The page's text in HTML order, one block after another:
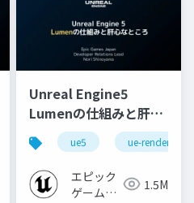
ue-beginner
Unreal Engine5
Lumenの仕組みと肝心
なところ
ue5 ue-rendering
エピック
ゲームズ
1.5M